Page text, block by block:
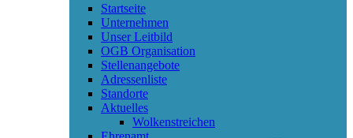
Startseite
Unternehmen
Unser Leitbild
OGB Organisation
Stellenangebote
Adressenliste
Standorte
Aktuelles
Wolkenstreichen